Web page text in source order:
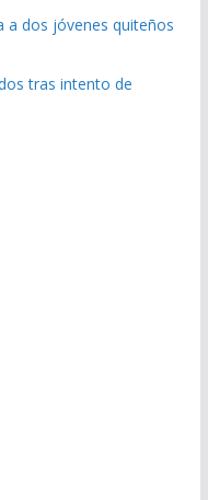
a dos jóvenes quiteños
tras intento de